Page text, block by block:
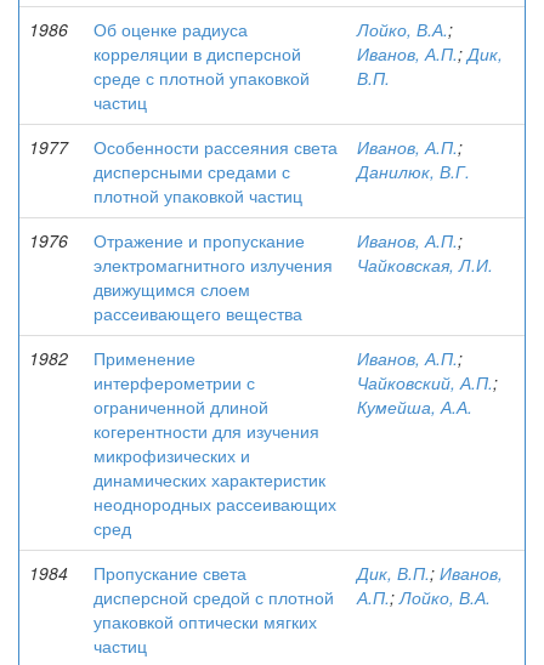
1986
Об оценке радиуса
корреляции в дисперсной
среде с плотной упаковкой
частиц
Лойко, В.А.;
Иванов, А.П.;Дик,
В.П.
1977
Особенности рассеяния света
дисперсными средами с
плотной упаковкой частиц
Иванов, А.П.;
Данилюк, В.Г.
1976
Отражение и пропускание
электромагнитного излучения
движущимся слоем
рассеивающего вещества
Иванов, А.П.;
Чайковская, Л.И.
1982
Применение
интерферометрии с
ограниченной длиной
когерентности для изучения
микрофизических и
динамических характеристик
неоднородных рассеивающих
сред
Иванов, А.П.;
Чайковский, А.П.;
Кумейша, А.А.
1984
Пропускание света
дисперсной средой с плотной
упаковкой оптически мягких
частиц
Дик, В.П.; Иванов,
А.П.;Лойко, В.А.